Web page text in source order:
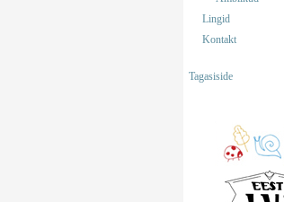
Lingid
Kontakt
Tagasiside